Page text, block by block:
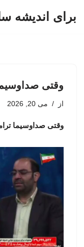
برای اندیشه
وقتی
از می 20, 2026
وقتی صداوسیما